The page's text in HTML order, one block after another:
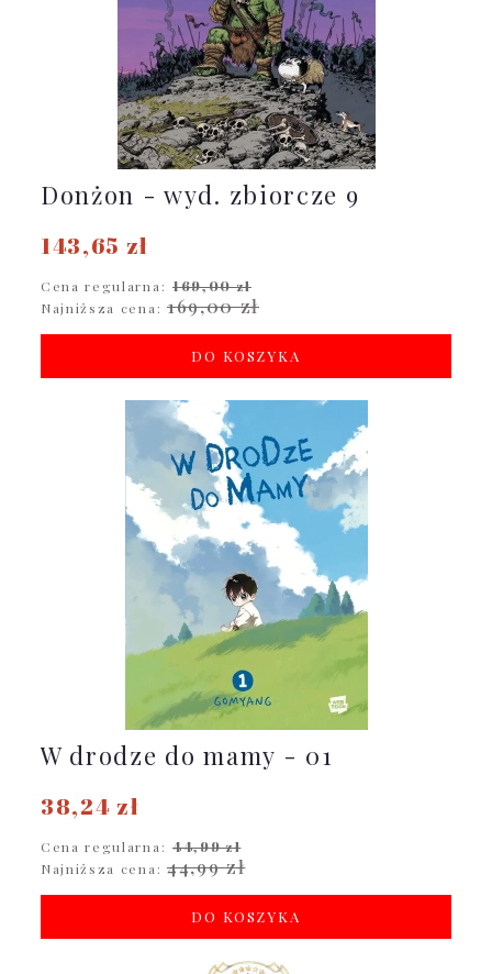
Donżon - wyd. zbiorcze 9
143,65 zł
Cena regularna: 169,00 zł
Najniższa cena: 169,00 zł
DO KOSZYKA
W drodze do mamy - 01
38,24 zł
Cena regularna: 44,99 zł
Najniższa cena: 44,99 zł
DO KOSZYKA